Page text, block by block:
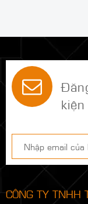
CÔNG TY TNHH